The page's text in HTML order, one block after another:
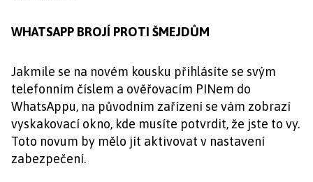
WHATSAPP BROJÍ PROTI ŠMEJDŮM
Jakmile se na novém kousku přihlásíte se svým
telefonním číslem a ověřovacím PINem do
WhatsAppu, na původním zařízení se vám zobrazí
vyskakovací okno, kde musíte potvrdit, že jste to vy.
Toto novum by mělo jít aktivovat v nastavení
zabezpečení.